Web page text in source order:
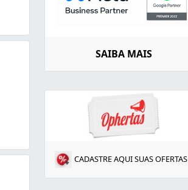
SAIBA MAIS
CADASTRE AQUI SUAS OFERTAS